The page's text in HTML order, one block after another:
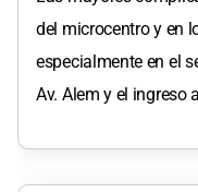
del microcentro y en
especialmente en el
Av. Alem y el ingreso